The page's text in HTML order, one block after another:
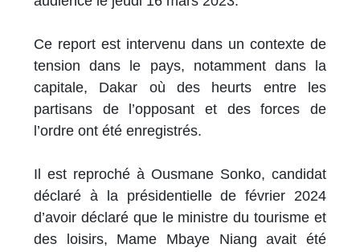
Ce report est intervenu dans un contexte de
tension dans le pays, notamment dans la
capitale, Dakar où des heurts entre les
partisans de l’opposant et des forces de
l’ordre ont été enregistrés.
Il est reproché à Ousmane Sonko, candidat
déclaré à la présidentielle de février 2024
d’avoir déclaré que le ministre du tourisme et
des loisirs, Mame Mbaye Niang avait été